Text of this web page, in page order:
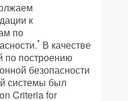
к
по
* В качестве
по построению
безопасности
системы был
Criteria for